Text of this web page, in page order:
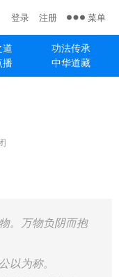
道
功法传承
播 中华道藏
登录 注册 菜单
。万物负阴而抱
以为称。